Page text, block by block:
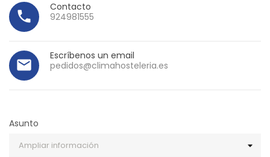
local_phone
Contacto
924981555
mail_outline
Escríbenos un email
pedidos@climahosteleria.es
Asunto